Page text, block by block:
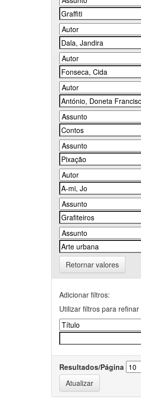
Retornar valores
Adicionar filtros:
Utilizar filtros para
Resultados/Página